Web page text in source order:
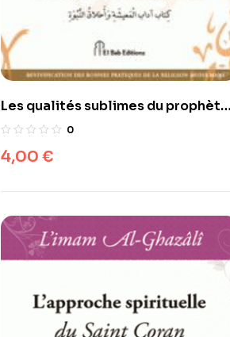
Les qualités sublimes du prophète
de l’Islam 0
4,00 €